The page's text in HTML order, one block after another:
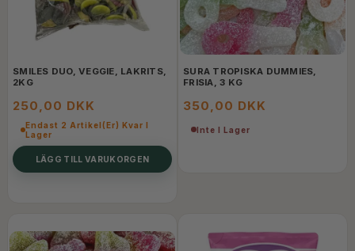
SMILES DUO, VEGGIE, LAKRITS,
2KG
250,00 DKK
Endast 2 Artikel(er) Kvar I
Lager
LÄGG TILL VARUKORGEN
SURA TROPISKA DUMMIES,
FRISIA, 3 KG
350,00 DKK
Inte I Lager